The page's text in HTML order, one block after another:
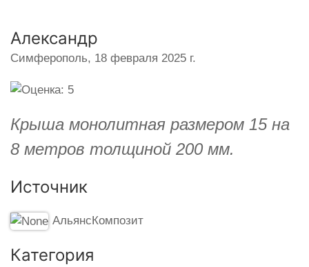
Александр
Симферополь, 18 февраля 2025 г.
Крыша монолитная размером 15 на
8 метров толщиной 200 мм.
Источник
АльянсКомпозит
Категория